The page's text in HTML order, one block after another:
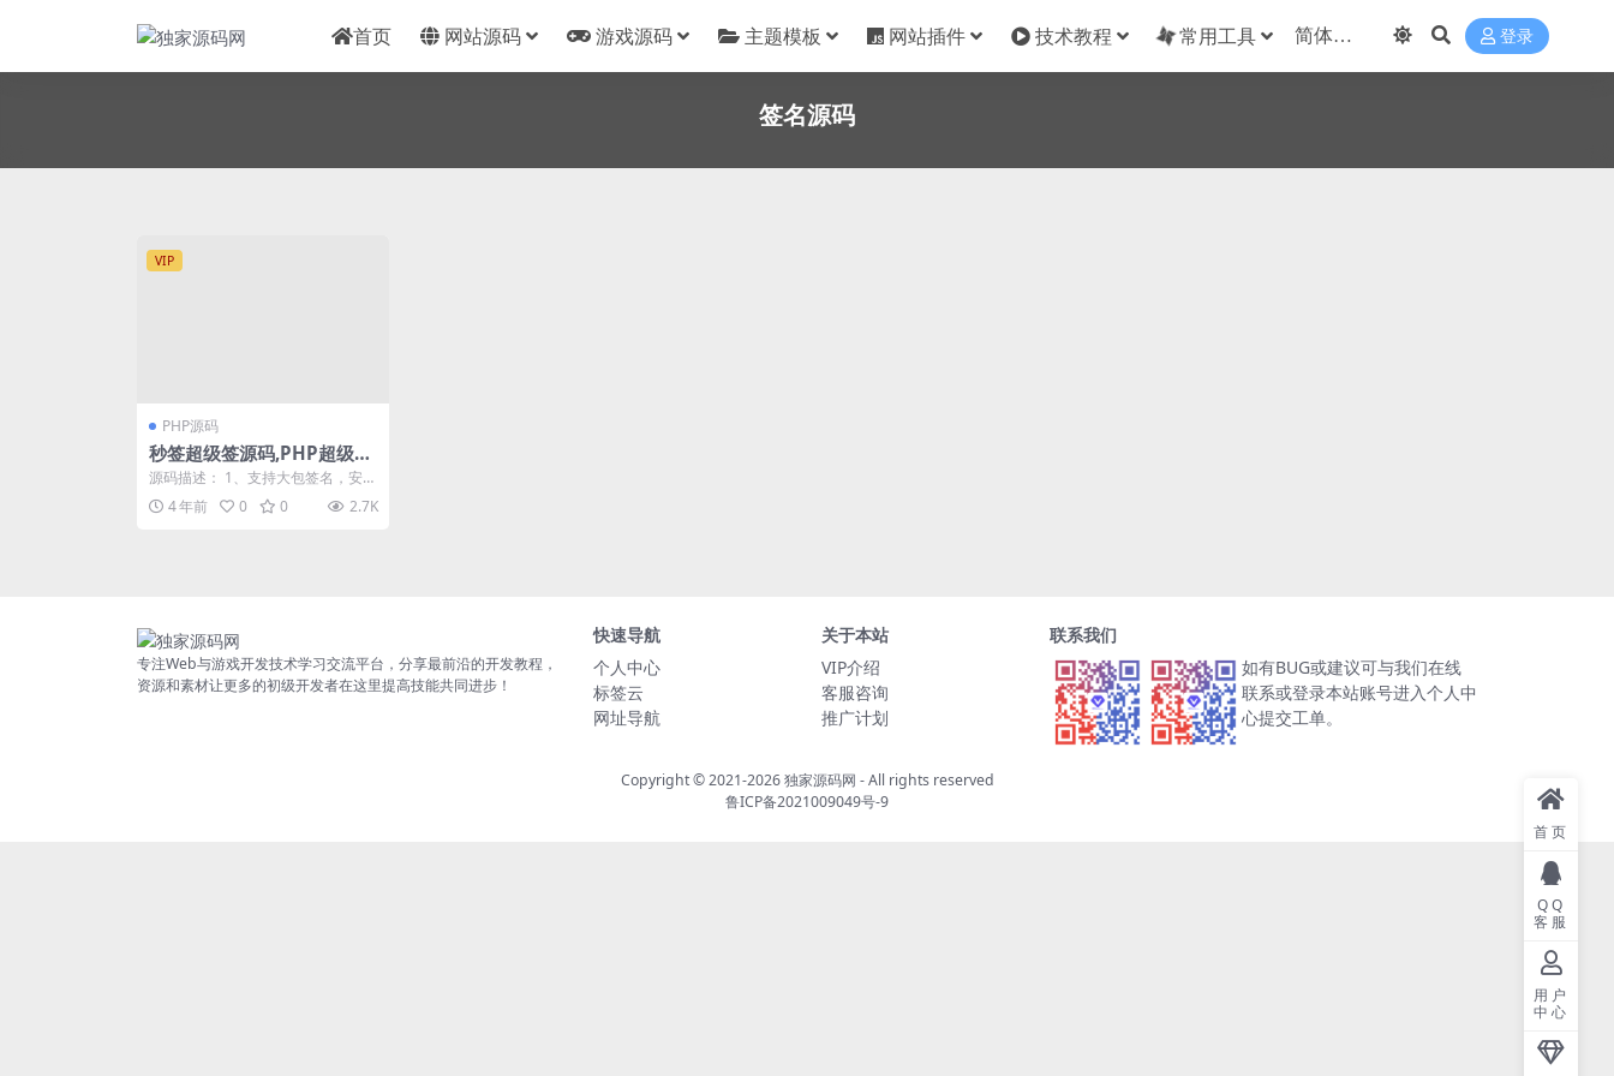
首页 网站源码 游戏源码 主题模板 网站插件 技术教程 常用工具 登录
签名源码
VIP
PHP源码
秒签超级签源码,PHP超级签
名源码,苹果iOS超级签名系
统,VPN守护,内测分发或公私
有池
源码描述： 1、支持大包签名，安装
界面不卡顿，动态监控签名进度 2、
支持安装码付...
4 年前 0 0 2.7K
专注Web与游戏开发技术学习交流平台，分享最前沿的开发教程，
资源和素材让更多的初级开发者在这里提高技能共同进步！
快速导航
个人中心
标签云
网址导航
关于本站
VIP介绍
客服咨询
推广计划
联系我们
如有BUG或建议可与我们在线
联系或登录本站账号进入个人中
心提交工单。
Copyright © 2021-2026独家源码网 - All rights reserved
鲁ICP备2021009049号-9
首页
QQ
客服
用户
中心